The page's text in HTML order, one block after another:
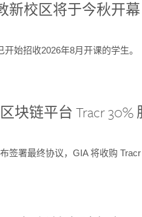
新校区将于今秋开幕
始招收2026年8月开课的学生。
块链平台 Tracr 30%
签署最终协议，GIA 将收购 Tracr